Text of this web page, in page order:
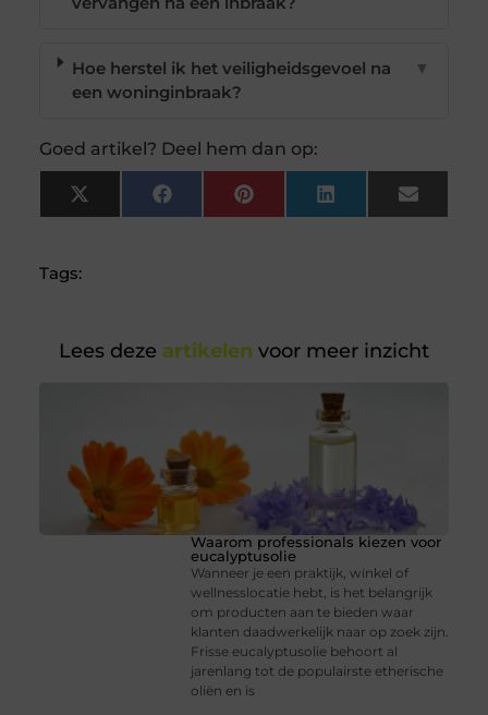
Hoe herstel ik het veiligheidsgevoel na
een woninginbraak?
▼
Goed artikel? Deel hem dan op:
X
(Twitter)
FacebookPinterest LinkedIn Email
Tags:
Lees deze artikelen voor meer inzicht
Waarom professionals kiezen voor
eucalyptusolie
Wanneer je een praktijk, winkel of
wellnesslocatie hebt, is het belangrijk
om producten aan te bieden waar
klanten daadwerkelijk naar op zoek zijn.
Frisse eucalyptusolie behoort al
jarenlang tot de populairste etherische
oliën en is